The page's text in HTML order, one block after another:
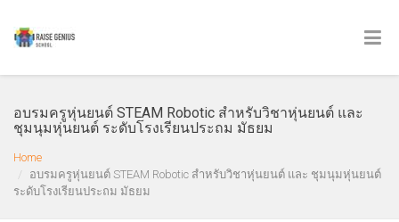
อบรมครูหุ่นยนต์ STEAM Robotic สำหรับวิชาหุ่นยนต์ และ
ชุมนุมหุ่นยนต์ ระดับโรงเรียนประถม มัธยม
Home
อบรมครูหุ่นยนต์ STEAM Robotic สำหรับวิชาหุ่นยนต์ และ ชุมนุมหุ่นยนต์
ระดับโรงเรียนประถม มัธยม